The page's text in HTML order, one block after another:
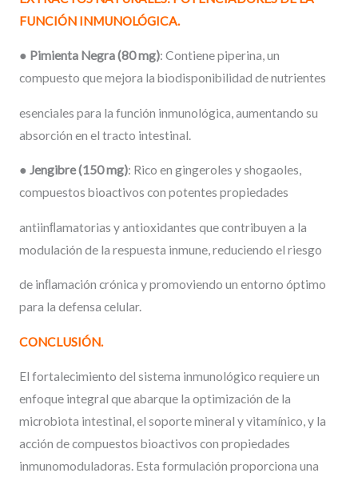
FUNCIÓN INMUNOLÓGICA.
● Pimienta Negra(80mg): Contiene piperina, un
compuesto que mejora la biodisponibilidad de nutrientes
esenciales para la función inmunológica, aumentando su
absorción en el tracto intestinal.
● Jengibre(150mg): Rico en gingeroles y shogaoles,
compuestos bioactivos con potentes propiedades
antiinﬂamatorias y antioxidantes que contribuyen a la
modulación de la respuesta inmune, reduciendo el riesgo
de inﬂamación crónica y promoviendo un entorno óptimo
para la defensa celular.
CONCLUSIÓN.
El fortalecimiento del sistema inmunológico requiere un
enfoque integral que abarque la optimización de la
microbiota intestinal, el soporte mineral y vitamínico, y la
acción de compuestos bioactivos con propiedades
inmunomoduladoras. Esta formulación proporciona una